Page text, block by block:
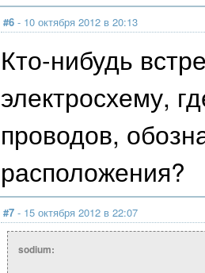
#6 - 10 октября 2012 в 20:13
Кто-нибудь
электросхему,
проводов,
расположения?
#7 - 15 октября 2012 в 22:07
sodium: